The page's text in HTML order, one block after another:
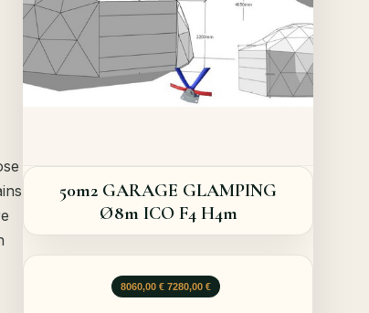
50m2 GARAGE GLAMPING
Ø8m ICO F4 H4m
8060,00 € Le prix initial était : 8060,00 €.
7280,00 €Le prix actuel est : 7280,00 €.